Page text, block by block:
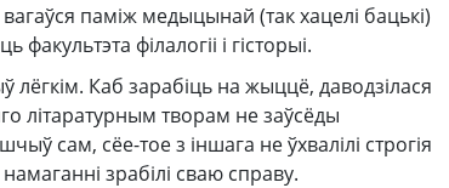
паміж медыцынай (так хацелі бацькі)
філалогіі і гісторыі.
лёгкім. Каб зарабіць на жыццё, даводзілася
літаратурным творам не заўсёды
сам, сёе-тое з іншага не ўхвалілі строгія
зрабілі сваю справу.